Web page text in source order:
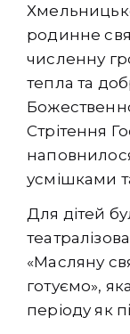
родинне
численну
тепла та
Стрітення
усмішками
Для дітей
«Масляну
готуємо»,
періоду як